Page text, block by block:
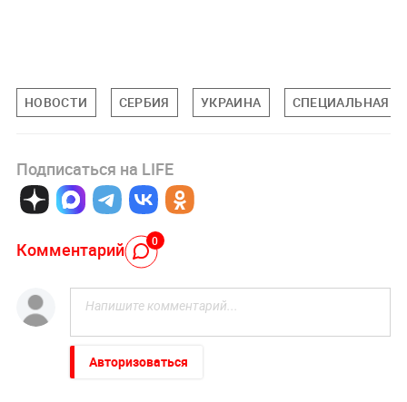
НОВОСТИ СЕРБИЯ УКРАИНА СПЕЦИАЛЬНАЯ
Подписаться на LIFE
Комментарий 0
Авторизоваться